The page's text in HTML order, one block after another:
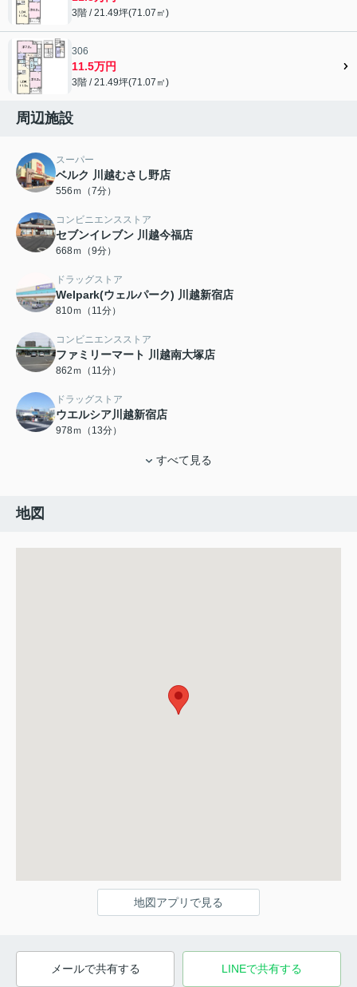
3階 / 21.49坪(71.07㎡)
306
11.5万円
3階 / 21.49坪(71.07㎡)
周辺施設
スーパー
ベルク 川越むさし野店
556ｍ（7分）
コンビニエンスストア
セブンイレブン 川越今福店
668ｍ（9分）
ドラッグストア
Welpark(ウェルパーク) 川越新宿店
810ｍ（11分）
コンビニエンスストア
ファミリーマート 川越南大塚店
862ｍ（11分）
ドラッグストア
ウエルシア川越新宿店
978ｍ（13分）
すべて見る
地図
地図アプリで見る
メールで共有する LINEで共有する